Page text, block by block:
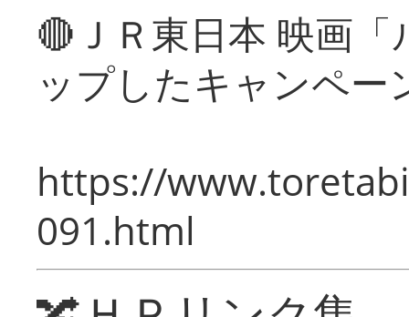
🔴ＪＲ東日本 映画
ップしたキャンペー
https://
091.html